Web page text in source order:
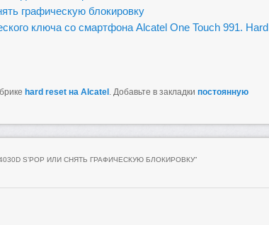
графическую блокировку
ключа со смартфона Alcatel One Touch 991. Hard
hard reset на Alcatel. Добавьте в закладки постоянную
4030D S’POP ИЛИ СНЯТЬ ГРАФИЧЕСКУЮ БЛОКИРОВКУ”